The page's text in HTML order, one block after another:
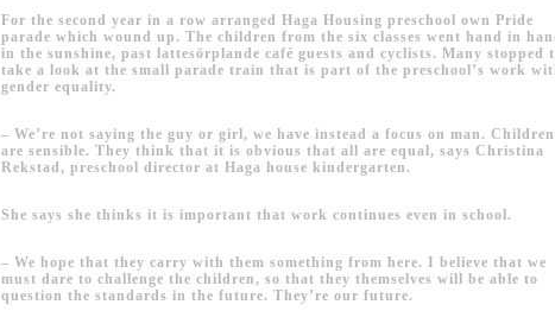
For the second year in a row arranged Haga Housing preschool own Pride
parade which wound up.The children from the six classes went hand in
in the sunshine, past lattesörplande café guests and cyclists.Many stopped
take a look at the small parade train that is part of the preschool’s work
gender equality.
– We’re not saying the guy or girl, we have instead a focus on man.Children
are sensible.They think that it is obvious that all are equal, says Christina
Rekstad, preschool director at Haga house kindergarten.
She says she thinks it is important that work continues even in school.
– We hope that they carry with them something from here. I believe that we
must dare to challenge the children, so that they themselves will be able to
question the standards in the future.They’re our future.